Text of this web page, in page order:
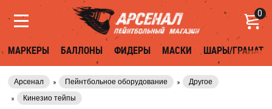
0
МАРКЕРЫ БАЛЛОНЫ ФИДЕРЫ МАСКИ ШАРЫ/ГРАНАТЫ
Арсенал Пейнтбольное оборудование
Другое
Кинезио тейпы